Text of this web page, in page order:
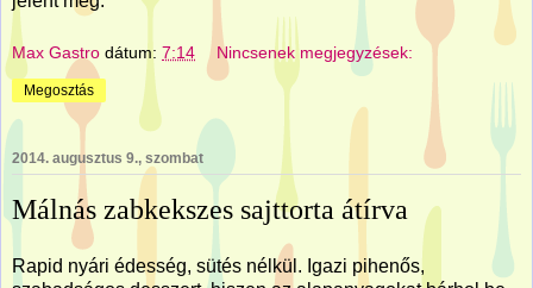
Max Gastro dátum: 7:14 Nincsenek megjegyzések:
Megosztás
2014. augusztus 9., szombat
Málnás zabkekszes sajttorta átírva
Rapid nyári édesség, sütés nélkül. Igazi pihenős,